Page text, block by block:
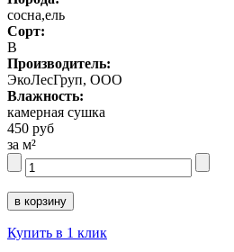
сосна,ель
Сорт:
B
Производитель:
ЭкоЛесГруп, ООО
Влажность:
камерная сушка
450 руб
за м²
Купить в 1 клик